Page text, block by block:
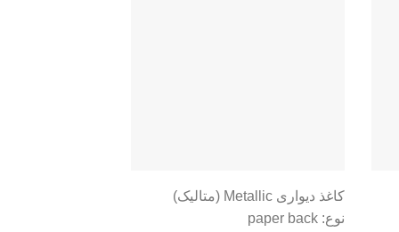
کاغذ دیواری Metallic (متالیک)
نوع: paper back